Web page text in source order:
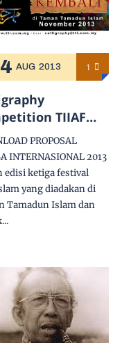
AUG 2013 1
TIIAF
PROPOSAL
INTERNASIONAL 2013
edisi ketiga festival
yang diadakan di
Tamadun Islam dan